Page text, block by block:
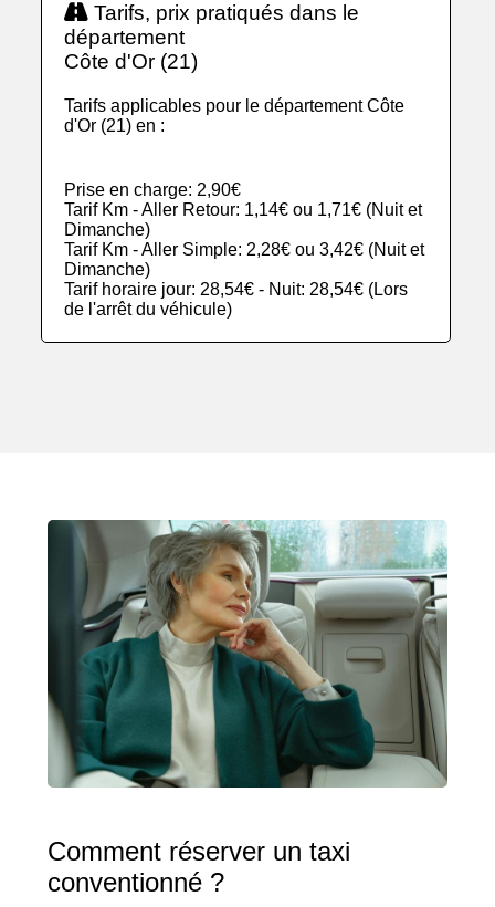
Tarifs, prix pratiqués dans le
département
Côte d'Or (21)
Tarifs applicables pour le département Côte
d'Or (21) en :
Prise en charge: 2,90€
Tarif Km - Aller Retour: 1,14€ ou 1,71€ (Nuit et
Dimanche)
Tarif Km - Aller Simple: 2,28€ ou 3,42€ (Nuit et
Dimanche)
Tarif horaire jour: 28,54€ - Nuit: 28,54€ (Lors
de l'arrêt du véhicule)
Comment réserver un taxi
conventionné ?